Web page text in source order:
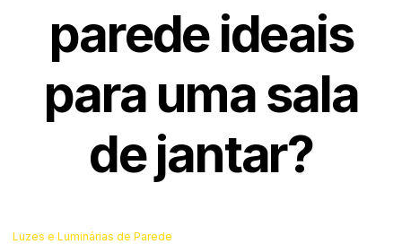
parede ideais
para uma sala
de jantar?
Luzes e Luminárias de Parede